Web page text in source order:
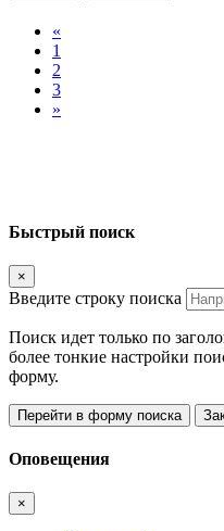
«
1
2
3
»
Быстрый поиск
×
Введите строку поиска
Поиск идет только по
более тонкие настройки
форму.
Перейти в форму поиска
Оповещения
×